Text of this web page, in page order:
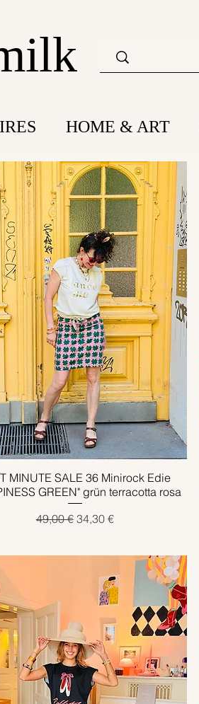
HOME & ART
Schnellansicht
MINUTE SALE 36 Minirock Edie
GREEN" grün terracotta rosa
Standardpreis
49,00 € Sale-Preis
34,30 €